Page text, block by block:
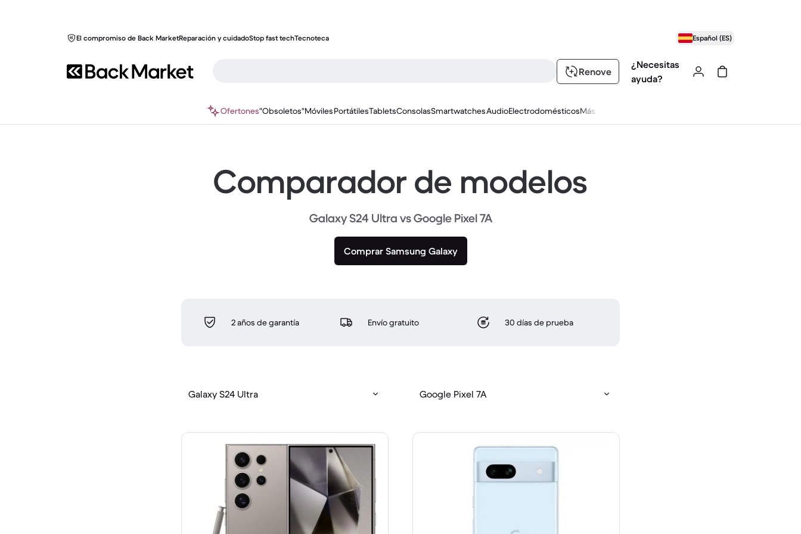
El compromiso de Back MarketReparación y cuidadoStop fast techTecnoteca Español (ES)
Renove
¿Necesitas
ayuda?
Ofertones"Obsoletos"MóvilesPortátilesTabletsConsolasSmartwatchesAudioElectrodomésticosMás
Comparador de modelos
Galaxy S24 Ultra vs Google Pixel 7A
Comprar Samsung Galaxy
2 años de garantía Envío gratuito 30 días de prueba
Galaxy S24 Ultra Google Pixel 7A